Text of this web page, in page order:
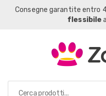
Consegne garantite entro
flessibile